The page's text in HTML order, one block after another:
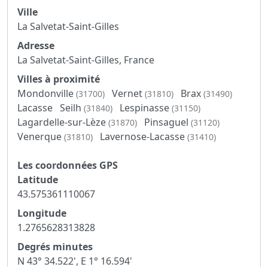
Ville
La Salvetat-Saint-Gilles
Adresse
La Salvetat-Saint-Gilles, France
Villes à proximité
Mondonville (31700) Vernet (31810) Brax (31490)
Lacasse Seilh (31840) Lespinasse (31150)
Lagardelle-sur-Lèze (31870) Pinsaguel (31120)
Venerque (31810) Lavernose-Lacasse (31410)
Les coordonnées GPS
Latitude
43.575361110067
Longitude
1.2765628313828
Degrés minutes
N 43° 34.522', E 1° 16.594'